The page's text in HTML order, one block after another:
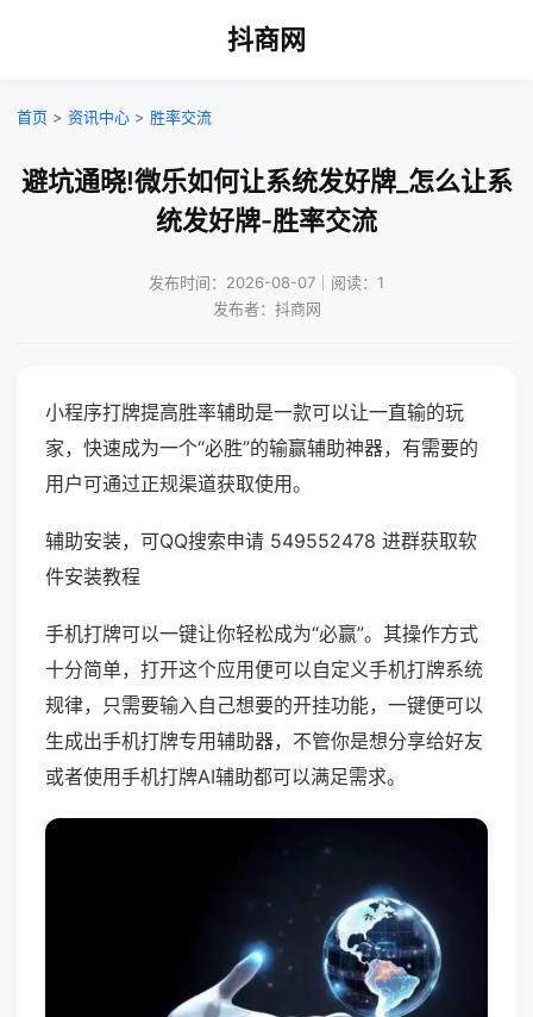
抖商网
首页 > 资讯中心 > 胜率交流
避坑通晓!微乐如何让系统发好牌_怎么让系
统发好牌-胜率交流
发布时间：2026-08-07｜阅读：1
发布者：抖商网
小程序打牌提高胜率辅助是一款可以让一直输的玩
家，快速成为一个“必胜”的输赢辅助神器，有需要的
用户可通过正规渠道获取使用。
辅助安装，可QQ搜索申请 549552478 进群获取软
件安装教程
手机打牌可以一键让你轻松成为“必赢”。其操作方式
十分简单，打开这个应用便可以自定义手机打牌系统
规律，只需要输入自己想要的开挂功能，一键便可以
生成出手机打牌专用辅助器，不管你是想分享给好友
或者使用手机打牌AI辅助都可以满足需求。